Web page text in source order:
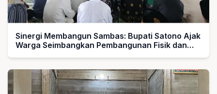
Sinergi Membangun Sambas: Bupati Satono Ajak
Warga Seimbangkan Pembangunan Fisik dan